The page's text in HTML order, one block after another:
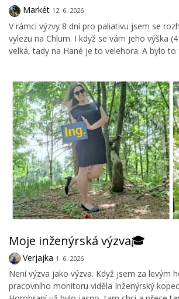
Markét 12. 6. 2026
V rámci výzvy 8 dní pro paliativu jsem se
vylezu na Chlum. I když se vám jeho výška
velká, tady na Hané je to velehora. A bylo
Moje inženýrská výzva🎓
Verjajka 1. 6. 2026
Není výzva jako výzva. Když jsem za levým
pracovního monitoru viděla Inženýrský